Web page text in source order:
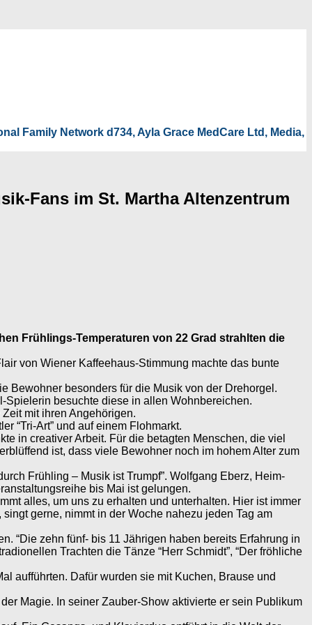
Family Network d734, Ayla Grace MedCare Ltd, Media,
Fans im St. Martha Altenzentrum
Frühlings-Temperaturen von 22 Grad strahlten die
von Wiener Kaffeehaus-Stimmung machte das bunte
Bewohner besonders für die Musik von der Drehorgel.
Spielerin besuchte diese in allen Wohnbereichen.
mit ihren Angehörigen.
“Tri-Art” und auf einem Flohmarkt.
in creativer Arbeit. Für die betagten Menschen, die viel
ist, dass viele Bewohner noch im hohem Alter zum
Frühling – Musik ist Trumpf”. Wolfgang Eberz, Heim-
bis Mai ist gelungen.
alles, um uns zu erhalten und unterhalten. Hier ist immer
gerne, nimmt in der Woche nahezu jeden Tag am
“Die zehn fünf- bis 11 Jährigen haben bereits Erfahrung in
Trachten die Tänze “Herr Schmidt”, “Der fröhliche
aufführten. Dafür wurden sie mit Kuchen, Brause und
Magie. In seiner Zauber-Show aktivierte er sein Publikum